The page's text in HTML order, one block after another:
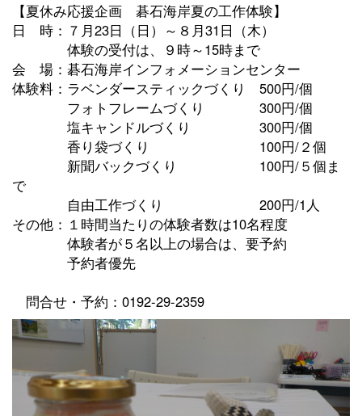
【夏休み応援企画 碁石海岸夏の工作体験】
日 時：７月23日（日）～８月31日（木）
体験の受付は、９時～15時まで
会 場：碁石海岸インフォメーションセンター
体験料：ラベンダースティックづくり 500円/個
フォトフレームづくり 300円/個
塩キャンドルづくり 300円/個
香り袋づくり 100円/２個
新聞バックづくり 100円/５個ま
で
自由工作づくり 200円/1人
その他：１時間当たりの体験者数は10名程度
体験者が５名以上の場合は、要予約
予約者優先
問合せ・予約：0192-29-2359